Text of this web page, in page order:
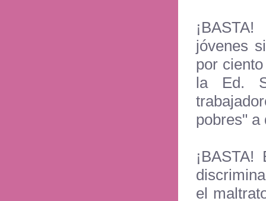
jóvenes
por
la Ed.
pobres" a
el